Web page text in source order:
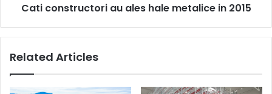
Cati constructori au ales hale metalice in 2015
Related Articles